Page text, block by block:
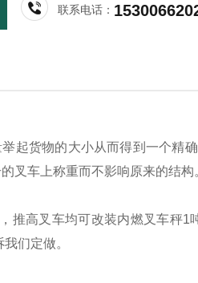
联系电话：
起货物的大小从而得到一个精
叉车上称重而不影响原来的结构
推高叉车均可改装内燃叉车秤1
们定做。